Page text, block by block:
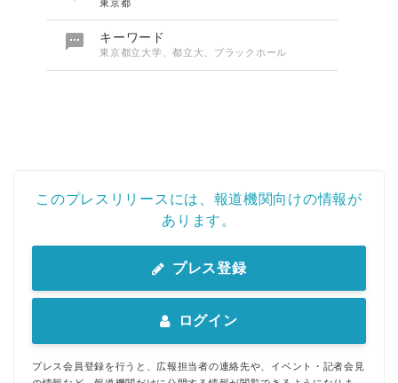
東京都
 キーワード
東京都立大学、都立大、ブラックホール
このプレスリリースには、報道機関向けの情報が
あります。
プレス登録
ログイン
プレス会員登録を行うと、広報担当者の連絡先や、イベント・記者会見